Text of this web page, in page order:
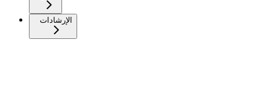
الإرشادات